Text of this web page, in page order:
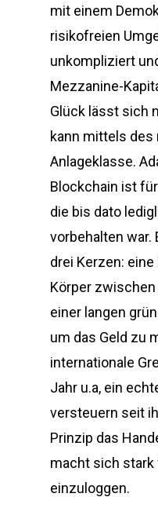
mit einem
risikofreien
unkompliziert
Mezzanine-
Glück lässt sich
kann mittels des
Anlageklasse.
Blockchain ist
die bis dato
vorbehalten war.
drei Kerzen:
Körper
einer langen
um das Geld zu
internationale
Jahr u.a, ein
versteuern seit
Prinzip das
macht sich stark
einzuloggen.